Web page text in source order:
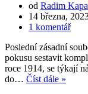
od Radim
14 března,
1 komentář
Poslední zásadní
pokusu sestavit
roce 1914, se týkají
do… Číst dále »